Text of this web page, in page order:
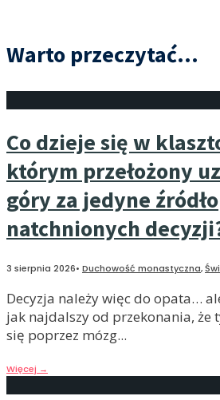
Warto przeczytać...
Co dzieje się w
którym przełożony
góry za jedyne źródło
natchnionych
3 sierpnia 2026• Duchowość monastyczna,
Decyzja należy więc do opata…
jak najdalszy od przekonania, że
się poprzez mózg...
Więcej →